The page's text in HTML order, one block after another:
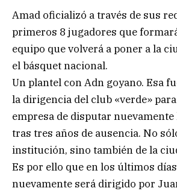
Amad oficializó a través de sus
primeros 8 jugadores que
equipo que volverá a poner a la
el básquet nacional.
Un plantel con Adn goyano. Esa
la dirigencia del club «verde»
empresa de disputar nuevamente
tras tres años de ausencia. No
institución, sino también de la
Es por ello que en los últimos
nuevamente será dirigido por